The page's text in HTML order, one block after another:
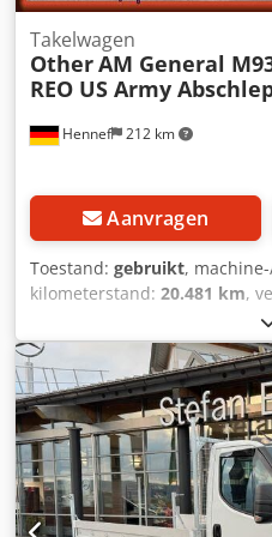
Hennef 212 km
Takelwagen
OtherAM General
REO US Army
Aanvragen
Toestand: gebruikt,
kilometerstand: 20.481 km,
,
totaalgewicht:16.388 kg,
groen, soort overbrenging:
aanhangwagenkoppeling,
vierwielaandrijving, TUV is
registratie , De AM General
uit het leger , Goed
body is in goede staat
de verf slecht en gedeeltelijk